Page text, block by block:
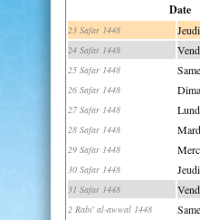
Date
23 Safar 1448
24 Safar 1448
25 Safar 1448
26 Safar 1448
27 Safar 1448
28 Safar 1448
29 Safar 1448
30 Safar 1448
31 Safar 1448
2 Rabi' al-awwal 1448